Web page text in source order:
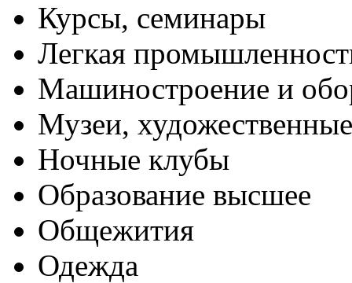
Курсы, семинары
Легкая
Машиностроение и
Музеи,
Ночные клубы
Образование высшее
Общежития
Одежда